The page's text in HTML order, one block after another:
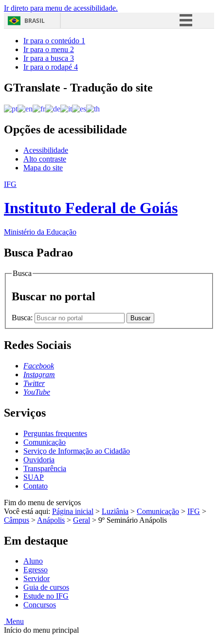
Ir direto para menu de acessibilidade.
BRASIL
Acesso à informação
Ir para o conteúdo 1
Ir para o menu 2
Ir para a busca 3
Ir para o rodapé 4
GTranslate - Tradução do site
Opções de acessibilidade
Acessibilidade
Alto contraste
Mapa do site
IFG
Instituto Federal de Goiás
Ministério da Educação
Busca Padrao
Busca
Buscar no portal
Busca: Buscar
Redes Sociais
Facebook
Instagram
Twitter
YouTube
Serviços
Perguntas frequentes
Comunicação
Serviço de Informação ao Cidadão
Ouvidoria
Transparência
SUAP
Contato
Fim do menu de serviços
Você está aqui: Página inicial > Luziânia > Comunicação > IFG >
Câmpus > Anápolis > Geral > 9º Seminário Anápolis
Em destaque
Aluno
Egresso
Servidor
Guia de cursos
Estude no IFG
Concursos
Menu
Início do menu principal